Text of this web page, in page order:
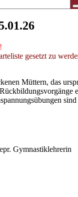
!
gesetzt zu
Müttern, das
Gymnastiklehrerin